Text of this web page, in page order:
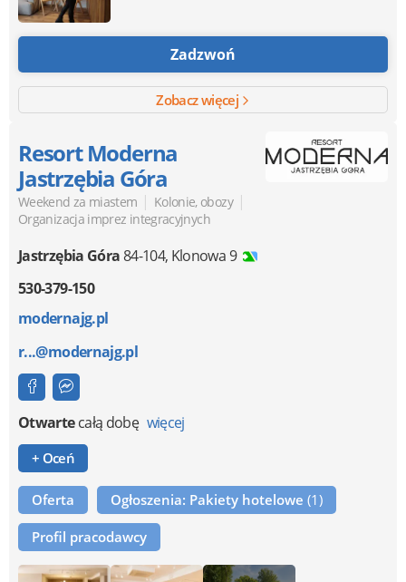
Zadzwoń
Zobacz więcej
Resort Moderna
Jastrzębia Góra
Weekend za miastem | Kolonie, obozy |
Organizacja imprez integracyjnych
Jastrzębia Góra84-104, Klonowa 9
530-379-150
modernajg.pl
r...@modernajg.pl
Otwartecałą dobę więcej
+ Oceń
Oferta Ogłoszenia: Pakiety hotelowe (1)
Profil pracodawcy